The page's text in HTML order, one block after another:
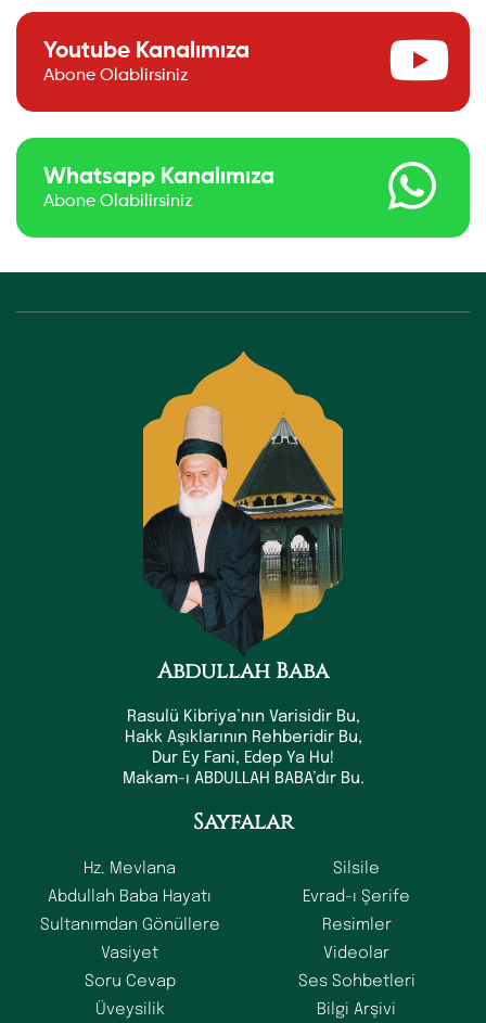
Youtube Kanalımıza
Abone Olablirsiniz
Whatsapp Kanalımıza
Abone Olabilirsiniz
Abdullah Baba
Rasulü Kibriya’nın Varisidir Bu,
Hakk Aşıklarının Rehberidir Bu,
Dur Ey Fani, Edep Ya Hu!
Makam-ı ABDULLAH BABA’dır Bu.
Sayfalar
Hz. Mevlana
Abdullah Baba Hayatı
Sultanımdan Gönüllere
Vasiyet
Soru Cevap
Üveysilik
Silsile
Evrad-ı Şerife
Resimler
Videolar
Ses Sohbetleri
Bilgi Arşivi